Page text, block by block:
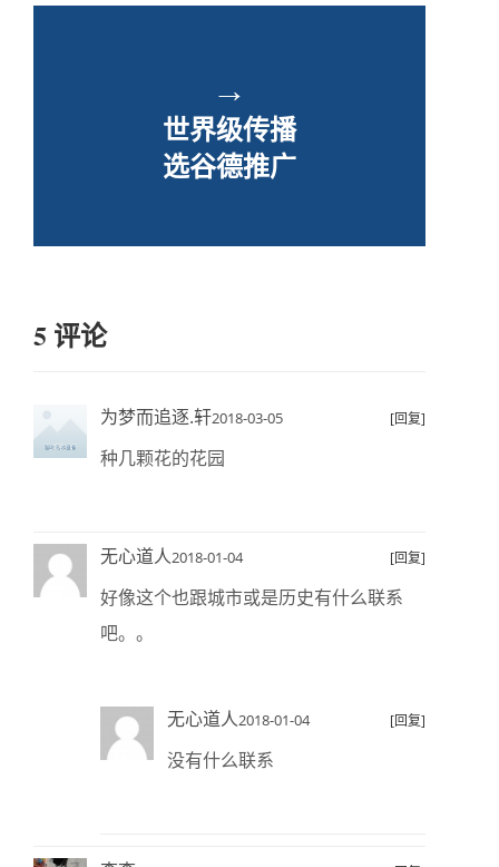
→
世界级传播
选谷德推广
5 评论
为梦而追逐.轩2018-03-05 [回复]
种几颗花的花园
无心道人2018-01-04 [回复]
好像这个也跟城市或是历史有什么联系
吧。。
无心道人2018-01-04 [回复]
没有什么联系